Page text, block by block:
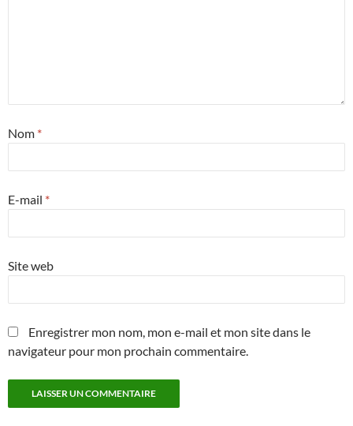
Nom *
E-mail *
Site web
Enregistrer mon nom, mon e-mail et mon site dans le
navigateur pour mon prochain commentaire.